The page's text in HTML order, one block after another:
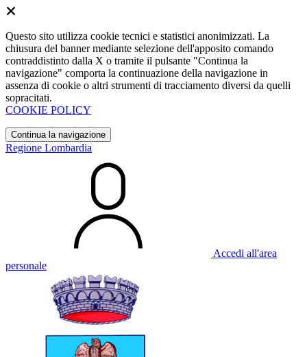
Questo sito utilizza cookie tecnici e statistici anonimizzati. La
chiusura del banner mediante selezione dell'apposito comando
contraddistinto dalla X o tramite il pulsante "Continua la
navigazione" comporta la continuazione della navigazione in
assenza di cookie o altri strumenti di tracciamento diversi da quelli
sopracitati.
COOKIE POLICY
Continua la navigazione
Regione Lombardia
Accedi all'area
personale